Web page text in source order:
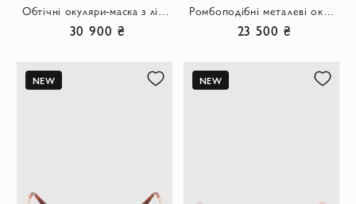
Обтічні окуляри-маска з ліловою панорамною лінзою та срібною монограмою
30 900 ₴
Ромбоподібні металеві окуляри з пудровими лінзами та гофрованими дужками
23 500 ₴
NEW NEW